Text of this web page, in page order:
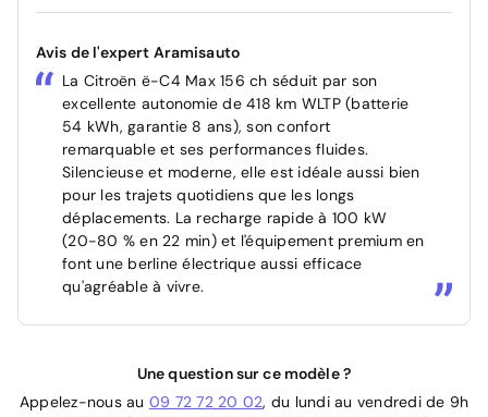
Avis de l'expert Aramisauto
La Citroën ë-C4 Max 156 ch séduit par son
excellente autonomie de 418 km WLTP (batterie
54 kWh, garantie 8 ans), son confort
remarquable et ses performances fluides.
Silencieuse et moderne, elle est idéale aussi bien
pour les trajets quotidiens que les longs
déplacements. La recharge rapide à 100 kW
(20-80 % en 22 min) et l'équipement premium en
font une berline électrique aussi efficace
qu'agréable à vivre.
Une question sur ce modèle ?
Appelez-nous au 09 72 72 20 02, du lundi au vendredi de 9h